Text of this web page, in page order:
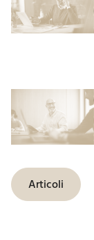
Articoli